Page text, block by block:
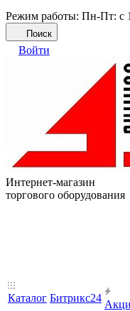
Режим работы: Пн-Пт: с
Поиск
Войти
Интернет-магазин
торгового оборудования
Каталог Битрикс24